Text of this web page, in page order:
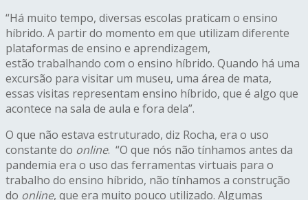
“Há muito tempo, diversas escolas praticam o ensino
híbrido. A partir do momento em que utilizam diferente
plataformas de ensino e aprendizagem,
estão trabalhando com o ensino híbrido. Quando há uma
excursão para visitar um museu, uma área de mata,
essas visitas representam ensino híbrido, que é algo que
acontece na sala de aula e fora dela”.
O que não estava estruturado, diz Rocha, era o uso
constante do online. “O que nós não tínhamos antes da
pandemia era o uso das ferramentas virtuais para o
trabalho do ensino híbrido, não tínhamos a construção
do online, que era muito pouco utilizado. Algumas